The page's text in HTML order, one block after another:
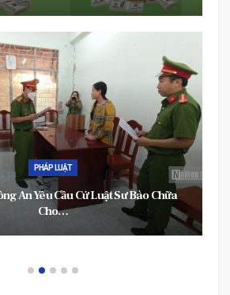
PHÁP LUẬT
An Yêu Cầu Cử Luật Sư Bào Chữa
Cho…